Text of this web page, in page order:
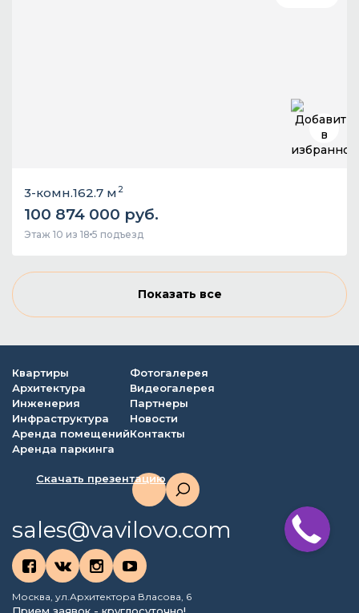
3-комн.162.7 м 2
100 874 000 руб.
Этаж 10 из 18 5 подъезд
Показать все
Квартиры
Архитектура
Инженерия
Инфраструктура
Аренда помещений
Аренда паркинга
Фотогалерея
Видеогалерея
Партнеры
Новости
Контакты
Скачать презентацию
sales@vavilovo.com
Москва, ул.Архитектора Власова, 6